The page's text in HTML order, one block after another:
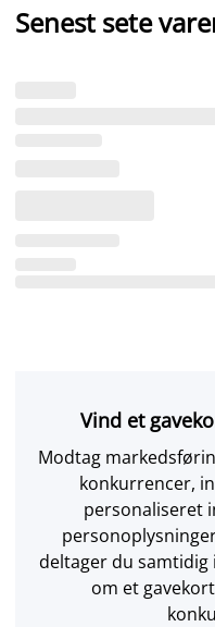
Senest sete
Vind et
Modtag
konkurrencer,
personaliseret
deltager du
om et gavekort